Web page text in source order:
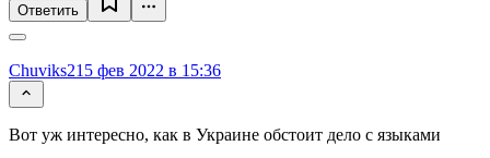
Ответить
Chuviks215 фев 2022 в 15:36
Вот уж интересно, как в Украине обстоит дело с языками